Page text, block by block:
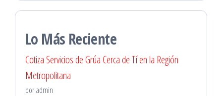
Lo Más Reciente
Cotiza Servicios de Grúa Cerca de Tí en la Región
Metropolitana
por admin